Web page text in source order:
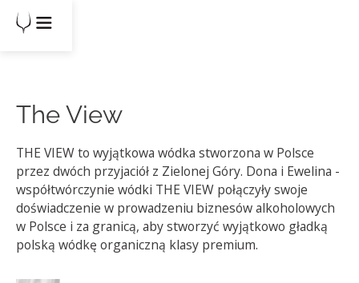
The View
THE VIEW to wyjątkowa wódka stworzona w Polsce
przez dwóch przyjaciół z Zielonej Góry. Dona i Ewelina -
współtwórczynie wódki THE VIEW połączyły swoje
doświadczenie w prowadzeniu biznesów alkoholowych
w Polsce i za granicą, aby stworzyć wyjątkowo gładką
polską wódkę organiczną klasy premium.